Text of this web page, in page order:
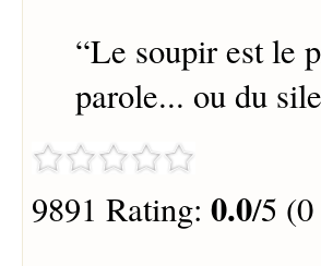
“Le soupir est le
parole... ou du
9891 Rating: 0.0/5 (0